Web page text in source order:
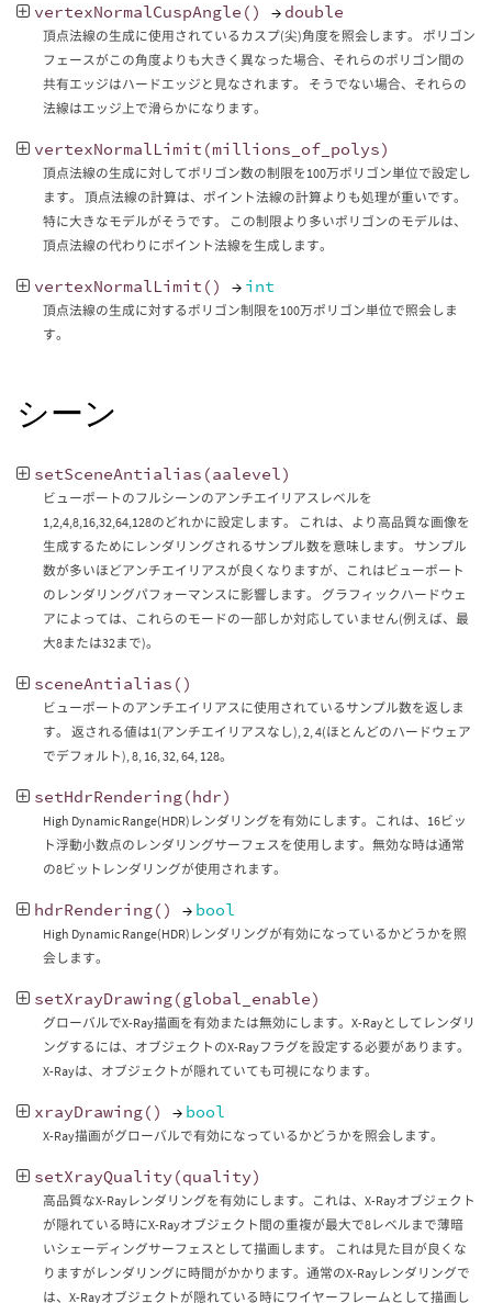
vertexNormalCuspAngle () → double
頂点法線の生成に使用されているカスプ(尖)角度を照会します。 ポリゴン
フェースがこの角度よりも大きく異なった場合、それらのポリゴン間の
共有エッジはハードエッジと見なされます。 そうでない場合、それらの
法線はエッジ上で滑らかになります。
vertexNormalLimit (millions_of_polys)
頂点法線の生成に対してポリゴン数の制限を100万ポリゴン単位で設定し
ます。 頂点法線の計算は、ポイント法線の計算よりも処理が重いです。
特に大きなモデルがそうです。 この制限より多いポリゴンのモデルは、
頂点法線の代わりにポイント法線を生成します。
vertexNormalLimit () → int
頂点法線の生成に対するポリゴン制限を100万ポリゴン単位で照会しま
す。
シーン
setSceneAntialias (aalevel)
ビューポートのフルシーンのアンチエイリアスレベルを
1,2,4,8,16,32,64,128のどれかに設定します。 これは、より高品質な画像を
生成するためにレンダリングされるサンプル数を意味します。 サンプル
数が多いほどアンチエイリアスが良くなりますが、これはビューポート
のレンダリングパフォーマンスに影響します。 グラフィックハードウェ
アによっては、これらのモードの一部しか対応していません(例えば、最
大8または32まで)。
sceneAntialias ()
ビューポートのアンチエイリアスに使用されているサンプル数を返しま
す。 返される値は1(アンチエイリアスなし), 2, 4(ほとんどのハードウェア
でデフォルト), 8, 16, 32, 64, 128。
setHdrRendering(hdr)
High Dynamic Range(HDR)レンダリングを有効にします。これは、16ビッ
ト浮動小数点のレンダリングサーフェスを使用します。無効な時は通常
の8ビットレンダリングが使用されます。
hdrRendering() → bool
High Dynamic Range(HDR)レンダリングが有効になっているかどうかを照
会します。
setXrayDrawing(global_enable)
グローバルでX-Ray描画を有効または無効にします。X-Rayとしてレンダリ
ングするには、オブジェクトのX-Rayフラグを設定する必要があります。
X-Rayは、オブジェクトが隠れていても可視になります。
xrayDrawing() → bool
X-Ray描画がグローバルで有効になっているかどうかを照会します。
setXrayQuality (quality)
高品質なX-Rayレンダリングを有効にします。これは、X-Rayオブジェクト
が隠れている時にX-Rayオブジェクト間の重複が最大で8レベルまで薄暗
いシェーディングサーフェスとして描画します。 これは見た目が良くな
りますがレンダリングに時間がかかります。通常のX-Rayレンダリングで
は、X-Rayオブジェクトが隠れている時にワイヤーフレームとして描画し